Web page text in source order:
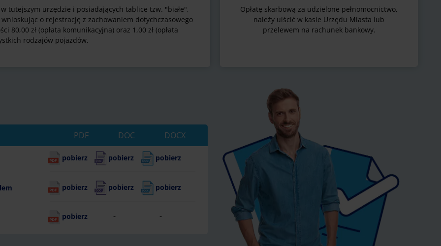
tutejszym urzędzie i posiadających tablice tzw. "białe",
o rejestrację z zachowaniem dotychczasowego
80,00 zł (opłata komunikacyjna) oraz 1,00 zł (opłata
rodzajów pojazdów.
Opłatę skarbową za udzielone pełnomocnictwo,
należy uiścić w kasie Urzędu Miasta lub
przelewem na rachunek bankowy.
PDF DOC DOCX
pobierz pobierz pobierz
pobierz pobierz pobierz
pobierz - -